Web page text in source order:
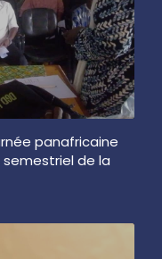
panafricaine
de la